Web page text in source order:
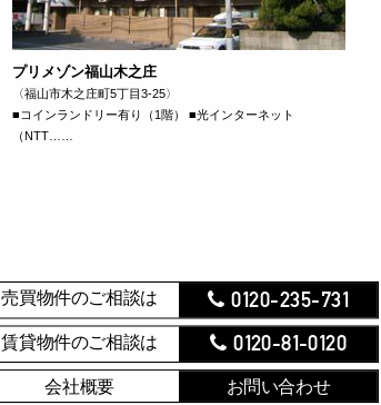
プリメゾン福山木之庄
〈福山市木之庄町5丁目3-25〉
■コインランドリー有り（1階） ■光インターネット
（NTT……
売買物件のご相談は 0120-235-731
賃貸物件のご相談は 0120-81-0120
会社概要 お問い合わせ